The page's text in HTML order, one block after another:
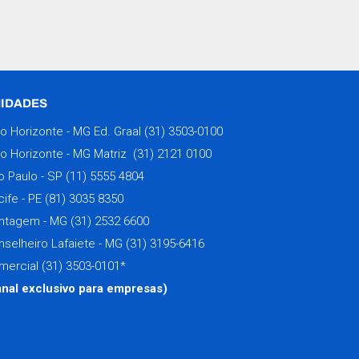
Horizonte - MG Ed. Graal (31) 3503-0100
Horizonte - MG Matriz (31) 2121 0100
Paulo - SP (11) 5555 4804
- PE (81) 3035 8350
- MG (31) 2532 6600
Lafaiete - MG (31) 3195-6416
(31) 3503-0101*
exclusivo para empresas)